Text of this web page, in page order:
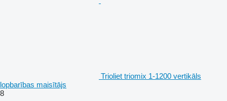
Trioliet triomix 1-1200 vertikāls
lopbarības maisītājs
8